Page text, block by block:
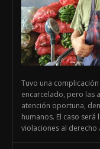
Tuvo una
encarcelado, pero las
atención oportuna,
humanos. El caso
violaciones al